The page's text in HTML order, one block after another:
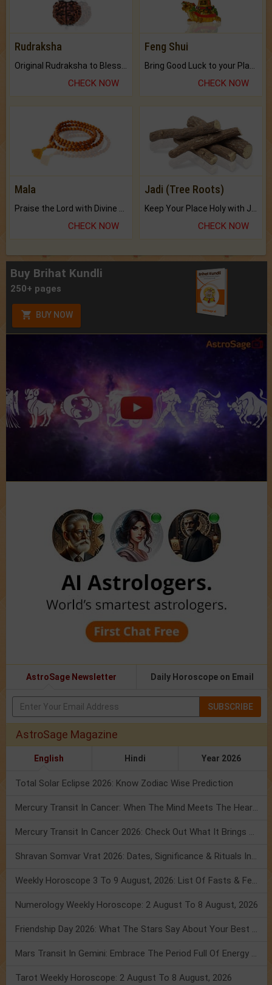
Rudraksha
CHECK NOW
Feng Shui
CHECK NOW
Mala
CHECK NOW
Jadi (Tree Roots)
CHECK NOW
Buy Brihat Kundli
250+ pages
BUY NOW
AstroSage Newsletter Daily Horoscope on Email
SUBSCRIBE
AstroSage Magazine
English Hindi Year 2026
Total Solar Eclipse 2026: Know Zodiac Wise Prediction
Mercury Transit In Cancer: When The Mind Meets The Heart!
Mercury Transit In Cancer 2026: Check Out What It Brings For You
Shravan Somvar Vrat 2026: Dates, Significance & Rituals In August
Weekly Horoscope 3 To 9 August, 2026: List Of Fasts & Festivals
Numerology Weekly Horoscope: 2 August To 8 August, 2026
Friendship Day 2026: What The Stars Say About Your Best Friend!
Mars Transit In Gemini: Embrace The Period Full Of Energy & Intelligence
Tarot Weekly Horoscope: 2 August To 8 August, 2026